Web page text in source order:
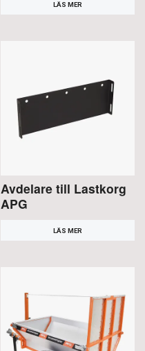
LÄS MER
Avdelare till Lastkorg
APG
LÄS MER